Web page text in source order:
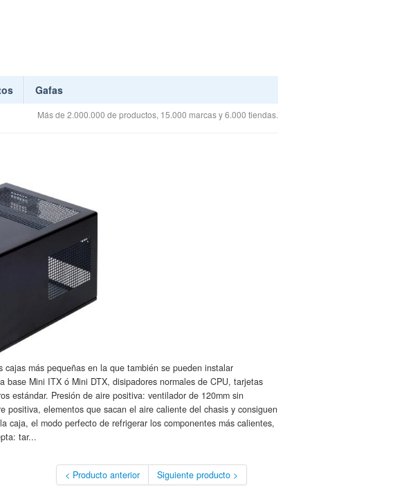
Gafas
Más de 2.000.000 de productos, 15.000 marcas y 6.000 tiendas.
cajas más pequeñas en la que también se pueden instalar
base Mini ITX ó Mini DTX, disipadores normales de CPU, tarjetas
estándar. Presión de aire positiva: ventilador de 120mm sin
positiva, elementos que sacan el aire caliente del chasis y consiguen
caja, el modo perfecto de refrigerar los componentes más calientes,
tar...
< Producto anterior Siguiente producto >